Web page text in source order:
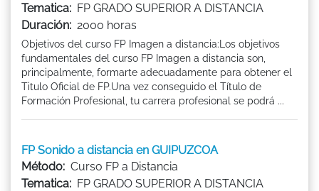
Tematica: FP GRADO SUPERIOR A DISTANCIA
Duración: 2000 horas
Objetivos del curso FP Imagen a distancia:Los objetivos
fundamentales del curso FP Imagen a distancia son,
principalmente, formarte adecuadamente para obtener el
Titulo Oficial de FP.Una vez conseguido el Título de
Formación Profesional, tu carrera profesional se podrá ...
FP Sonido a distancia en GUIPUZCOA
Método: Curso FP a Distancia
Tematica: FP GRADO SUPERIOR A DISTANCIA